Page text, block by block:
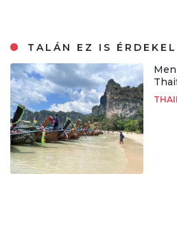
TALÁN EZ IS